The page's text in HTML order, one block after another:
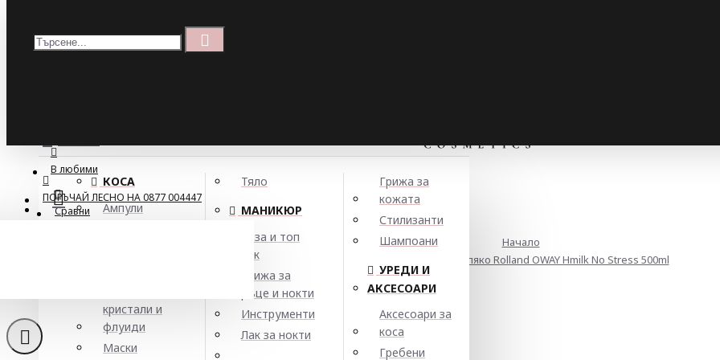
Кошница
В любими
Сравни
КОСА
Ампули
кристали и
флуиди
Маски
Тяло
МАНИКЮР
База и топ
лак
Грижа за
ръце и нокти
Инструменти
Лак за нокти
Грижа за
кожата
Стилизанти
Шампоани
УРЕДИ И
АКСЕСОАРИ
Аксесоари за
коса
Гребени
ПОРЪЧАЙ ЛЕСНО НА 0877 004447
Начало
Подхранващо мляко Rolland OWAY Hmilk No Stress 500ml